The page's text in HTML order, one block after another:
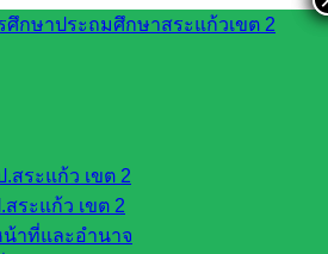
สระแก้ว เขต 2
ระแก้ว เขต 2
น้าที่และอำนาจ
รขับเคลื่อนจริยธรรม
และการขับเคลื่อน